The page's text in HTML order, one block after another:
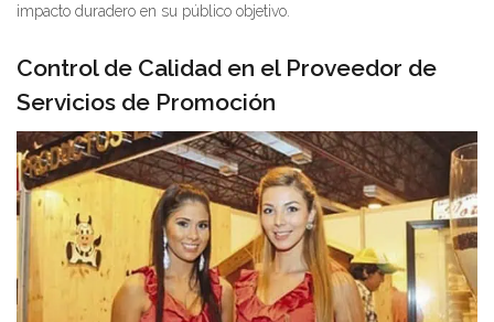
impacto duradero en su público objetivo.
Control de Calidad en el Proveedor de
Servicios de Promoción